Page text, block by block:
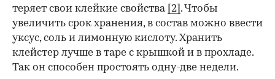
теряет свои клейкие свойства [2] . Чтобы
увеличить срок хранения, в состав можно ввести
уксус, соль и лимонную кислоту. Хранить
клейстер лучше в таре с крышкой и в прохладе.
Так он способен простоять одну-две недели.